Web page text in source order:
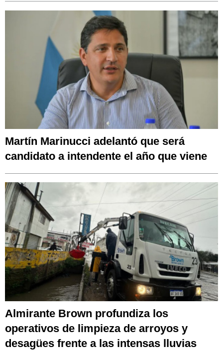
Martín Marinucci adelantó que será
candidato a intendente el año que viene
Almirante Brown profundiza los
operativos de limpieza de arroyos y
desagües frente a las intensas lluvias